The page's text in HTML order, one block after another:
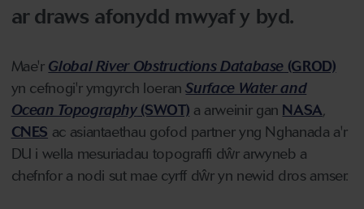
ar draws afonydd mwyaf y byd.
Mae'r Global River Obstructions Database (GROD)
yn cefnogi'r ymgyrch loeranSurface Water and
Ocean Topography(SWOT) a arweinir gan NASA,
CNES ac asiantaethau gofod partner yng Nghanada a'r
DU i wella mesuriadau topograffi dŵr arwyneb a
chefnfor a nodi sut mae cyrff dŵr yn newid dros amser.